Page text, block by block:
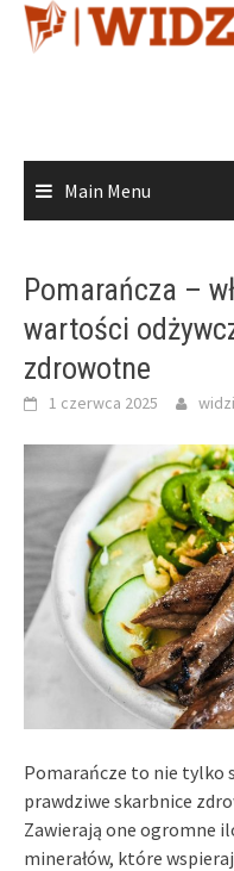
Skip
Main Menu
Pomarańcza –
wartości
zdrowotne
1 czerwca 2025
Pomarańcze to nie tylko
prawdziwe skarbnice
Zawierają one ogromne
minerałów, które